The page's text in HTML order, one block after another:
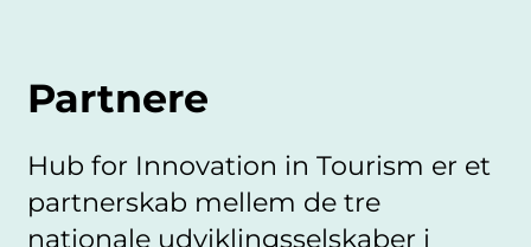
Partnere
Hub for Innovation in Tourism er et
partnerskab mellem de tre
nationale udviklingsselskaber i